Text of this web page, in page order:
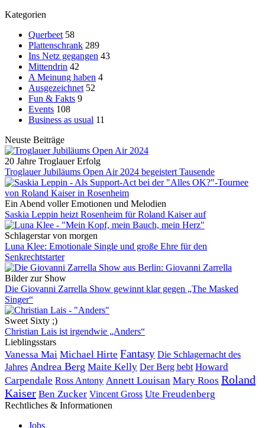
Kategorien
Querbeet 58
Plattenschrank 289
Ins Netz gegangen 43
Mittendrin 42
A Meinung haben 4
Ausgezeichnet 52
Fun & Fakts 9
Events 108
Business as usual 11
Neuste Beiträge
20 Jahre Troglauer Erfolg
Troglauer Jubiläums Open Air 2024 begeistert Tausende
Ein Abend voller Emotionen und Melodien
Saskia Leppin heizt Rosenheim für Roland Kaiser auf
Schlagerstar von morgen
Luna Klee: Emotionale Single und große Ehre für den
Senkrechtstarter
Bilder zur Show
Die Giovanni Zarrella Show gewinnt klar gegen „The Masked
Singer“
Sweet Sixty ;)
Christian Lais ist irgendwie „Anders“
Lieblingsstars
Vanessa Mai Michael Hirte Fantasy Die Schlagernacht des
Jahres Andrea Berg Maite Kelly Der Berg bebt Howard
Carpendale Ross Antony Annett Louisan Mary Roos Roland
Kaiser Ben Zucker Vincent Gross Ute Freudenberg
Rechtliches & Informationen
Jobs